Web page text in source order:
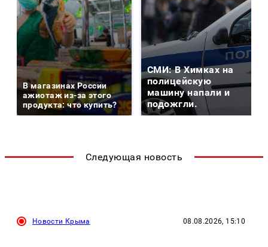
В магазинах России
ажиотаж из-за этого
продукта: что купить?
СМИ: В Химках на
полицейскую
машину напали и
подожгли.
Следующая новость
Новости Крыма 08.08.2026, 15:10